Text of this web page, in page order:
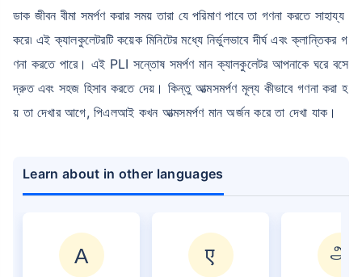
ডাক জীবন বীমা সমর্পণ করার সময় তারা যে পরিমাণ পাবে তা গণনা করতে সাহায্য
করে৷ এই ক্যালকুলেটরটি কয়েক মিনিটের মধ্যে নির্ভুলভাবে দীর্ঘ এবং ক্লান্তিকর গ
ণনা করতে পারে। এই PLI সন্তোষ সমর্পণ মান ক্যালকুলেটর আপনাকে ঘরে বসে
দ্রুত এবং সহজ হিসাব করতে দেয়। কিন্তু আত্মসমর্পণ মূল্য কীভাবে গণনা করা হ
য় তা দেখার আগে, পিএলআই কখন আত্মসমর্পণ মান অর্জন করে তা দেখা যাক।
Learn about in other languages